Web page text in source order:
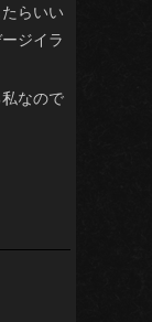
らいい
ジイラ
なので